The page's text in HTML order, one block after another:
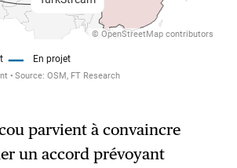
parvient à convaincre
un accord prévoyant